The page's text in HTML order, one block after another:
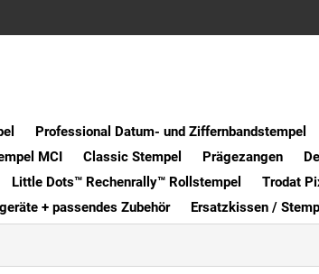
Professional Datum- und Ziffernbandstempel
MCI Classic Stempel Prägezangen
Little Dots™ Rechenrally™ Rollstempel Trodat
+ passendes Zubehör
Ersatzkissen /